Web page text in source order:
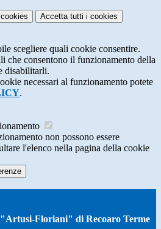
Accetta tutti i cookies
scegliere quali cookie consentire.
che consentono il funzionamento della
disabilitarli.
necessari al funzionamento potete
.
non possono essere
l'elenco nella pagina della cookie
Floriani" di Recoaro Terme